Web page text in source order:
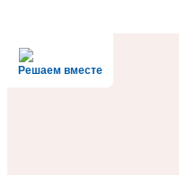
Решаем вместе